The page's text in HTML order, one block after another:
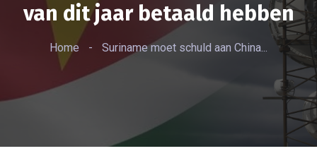
van dit jaar betaald hebben
Home - Suriname moet schuld aan China...